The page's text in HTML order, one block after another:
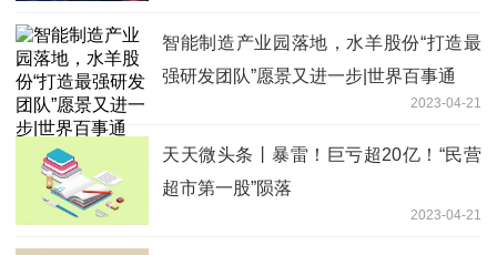
智能制造产业园落地，水羊股份“打造最
强研发团队”愿景又进一步|世界百事通
2023-04-21
天天微头条丨暴雷！巨亏超20亿！“民营
超市第一股”陨落
2023-04-21